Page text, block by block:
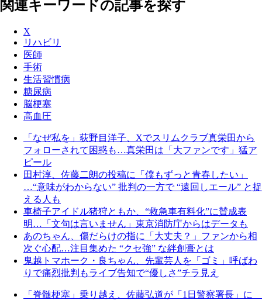
関連キーワードの記事を探す
X
リハビリ
医師
手術
生活習慣病
糖尿病
脳梗塞
高血圧
「なぜ私を」荻野目洋子、Xでスリムクラブ真栄田から
フォローされて困惑も…真栄田は「大ファンです」猛ア
ピール
田村淳、佐藤二朗の投稿に「僕もずっと青春したい」
…“意味がわからない” 批判の一方で “遠回しエール” と捉
える人も
車椅子アイドル猪狩ともか、“救急車有料化”に賛成表
明…「文句は言いません」東京消防庁からはデータも
あのちゃん、傷だらけの指に「大丈夫？」ファンから相
次ぐ心配…注目集めた “クセ強” な絆創膏とは
鬼越トマホーク・良ちゃん、先輩芸人を「ゴミ」呼ばわ
りで痛烈批判もライブ告知で“優しさ”チラ見え
「脊髄梗塞」乗り越え、佐藤弘道が「1日警察署長」に